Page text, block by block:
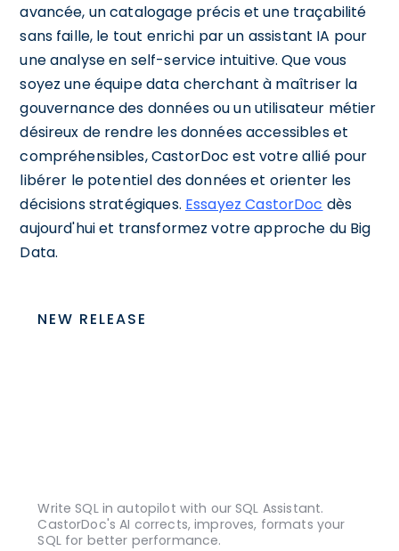
avancée, un catalogage précis et une traçabilité
sans faille, le tout enrichi par un assistant IA pour
une analyse en self-service intuitive. Que vous
soyez une équipe data cherchant à maîtriser la
gouvernance des données ou un utilisateur métier
désireux de rendre les données accessibles et
compréhensibles, CastorDoc est votre allié pour
libérer le potentiel des données et orienter les
décisions stratégiques. Essayez CastorDoc dès
aujourd'hui et transformez votre approche du Big
Data.
NEW RELEASE
Write SQL in autopilot with our SQL Assistant.
CastorDoc's AI corrects, improves, formats your
SQL for better performance.